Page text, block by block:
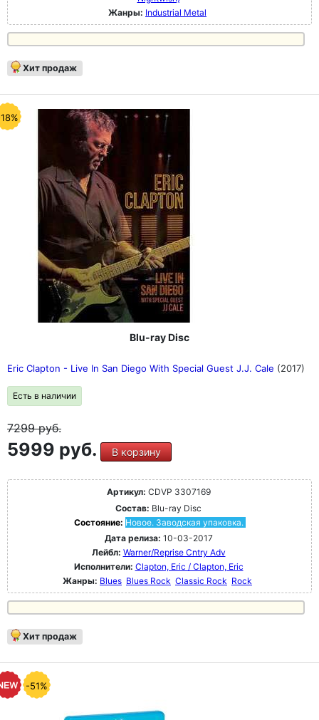
Жанры: Industrial Metal
Хит продаж
Blu-ray Disc
Eric Clapton - Live In San Diego With Special Guest J.J. Cale (2017)
Есть в наличии
7299руб.
5999 руб. В корзину
Артикул: CDVP 3307169
Состав: Blu-ray Disc
Состояние: Новое. Заводская упаковка.
Дата релиза: 10-03-2017
Лейбл: Warner/Reprise Cntry Adv
Исполнители: Clapton, Eric / Clapton, Eric
Жанры: Blues Blues Rock Classic Rock Rock
Хит продаж
-51%